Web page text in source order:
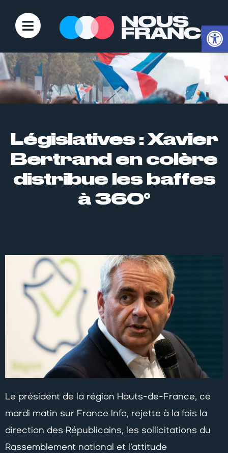
Ouvrir
Législatives : Xavier
Bertrand en colère
distribue les baffes
à 360°
Le président de la région Hauts-de-France, ce
mardi matin sur France Info, rejette à la fois la
direction des Républicains, les sollicitations du
Rassemblement national et l’attitude